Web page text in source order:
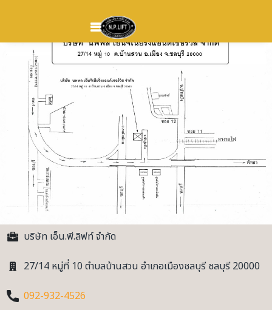
MENU
บริษัท เอ็น.พี.ลิฟท์ จำกัด
27/14 หมู่ที่ 10 ตำบลบ้านสวน อำเภอเมืองชลบุรี ชลบุรี 20000
092-932-4526